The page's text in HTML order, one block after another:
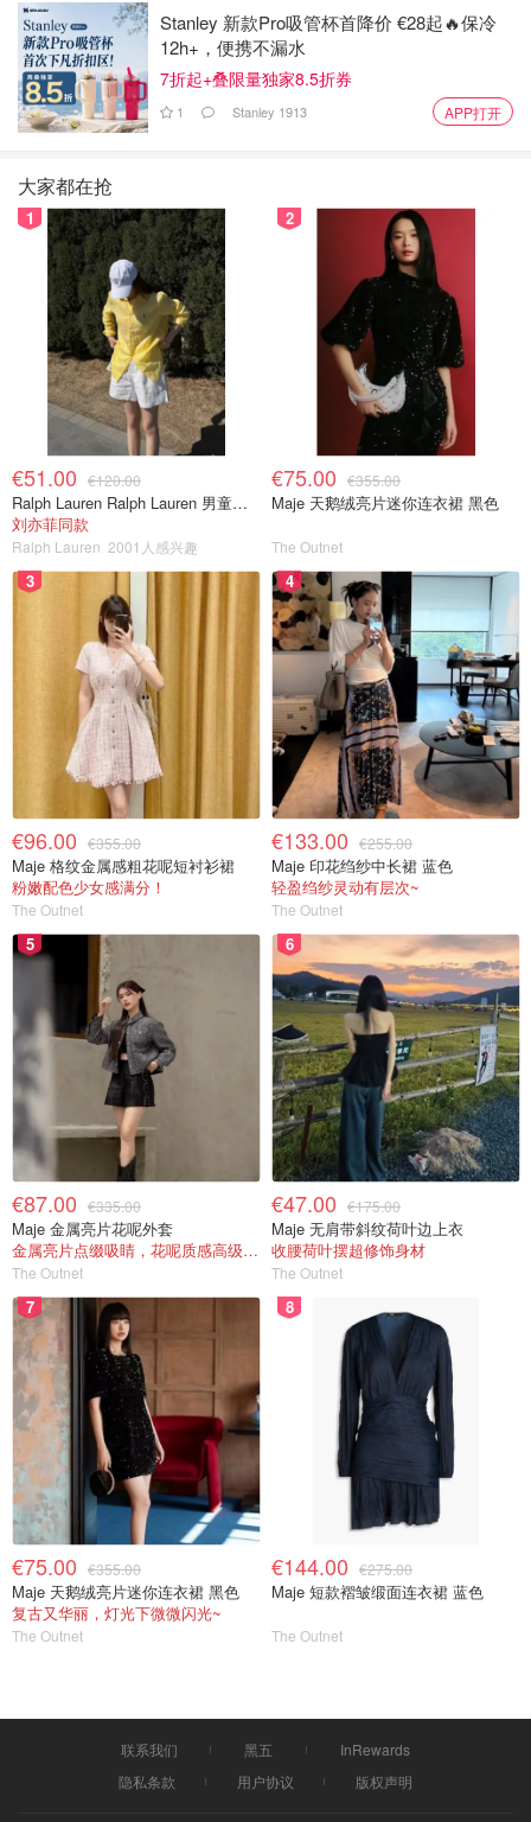
并不是任何类型的签证都允许在意大利打工。
只有持学习居留（motivi di studio）的学生才能合法打
工，如果居留类型为其他类别（如旅游、探亲），则不具备
打工资格。若计划
从语言课程转为大学正式注册生，应及时
意大利留学生打工合同与薪资规定
意大利的劳动合同分为多种形式，如：
Contratto a tempo determinato（定期合同）
Contratto a chiamata（按需雇佣）
Stage / tirocinio（实习或培训）
兼职工作通常以小时薪资计算，由于意大利并没有对所有行
业统一设定最低工作标准，工资水平主要由各行业通过“全
国集体劳动协议”（CCNL）与雇主协会协商决定，留学生打
工最低工资一般为每小时7-10欧（视行业和地区而定）
所以，如果你打工的薪资远低于7欧元每小时的话，你就要
谨慎了。尽量寻找待遇合理、合同合法的工作岗位。
图片来源于@unsplash，版权属于原作者
意大利留学生打工途径
在意大利的留学生想打工其实也是有不少的途径的，包括校
内途径、在线平台、线下求职、或是求助华人社区等等。
校内渠道
许多大学设有Career Service（就业指导中心）或Job
Placement Office，定期发布适合学生的兼职与实习机会。
此外，学校官网和公告栏上也会有实习、助理（student
assistant）岗位信息。
在线平台
意大利常用的求职网站包括：
Indeed Italia：意大利最常用的求职平台之一，
类型丰富，从餐饮、零售到办公室助理、翻译等兼职均
可找到。支持按城市、岗位类型与语言要求筛选，使用
方便。
Subito.it
：生活类综合网站，常有咖啡厅、餐馆、商
LinkedIn：适合语言能力较强、希望寻找专业实习
或长期兼职岗位
的学生。许多公司会直接通过平台联系
候选人。
Stanley 新款Pro吸管杯首降价 €28起🔥保冷
12h+，便携不漏水
7折起+叠限量独家8.5折券
1 Stanley 1913 APP打开
大家都在抢
1
€51.00 €120.00
Ralph Lauren Ralph Lauren 男童亚麻衬衫
刘亦菲同款
Ralph Lauren 2001人感兴趣
2
€75.00 €355.00
Maje 天鹅绒亮片迷你连衣裙 黑色
The Outnet
3
€96.00 €355.00
Maje 格纹金属感粗花呢短衬衫裙
粉嫩配色少女感满分！
The Outnet
4
€133.00 €255.00
Maje 印花绉纱中长裙 蓝色
轻盈绉纱灵动有层次~
The Outnet
5
€87.00 €335.00
Maje 金属亮片花呢外套
金属亮片点缀吸睛，花呢质感高级又显贵
The Outnet
6
€47.00 €175.00
Maje 无肩带斜纹荷叶边上衣
收腰荷叶摆超修饰身材
The Outnet
7
€75.00 €355.00
Maje 天鹅绒亮片迷你连衣裙 黑色
复古又华丽，灯光下微微闪光~
The Outnet
8
€144.00 €275.00
Maje 短款褶皱缎面连衣裙 蓝色
The Outnet
联系我们 黑五
InRewards
隐私条款
用户协议 版权声明